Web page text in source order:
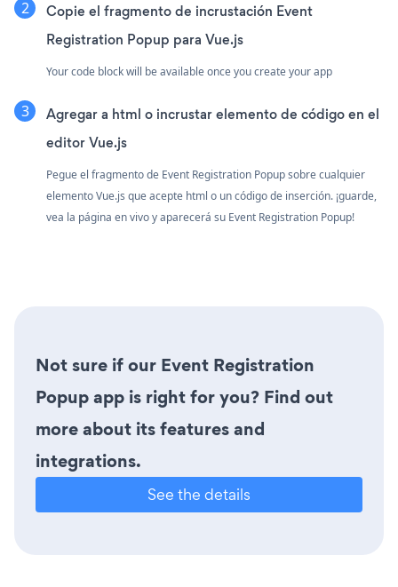
Copie el fragmento de incrustación Event
Registration Popup para Vue.js
Your code block will be available once you create your app
Agregar a html o incrustar elemento de código en el
editor Vue.js
Pegue el fragmento de Event Registration Popup sobre cualquier
elemento Vue.js que acepte html o un código de inserción. ¡guarde,
vea la página en vivo y aparecerá su Event Registration Popup!
Not sure if our Event Registration
Popup app is right for you? Find out
more about its features and
integrations.
See the details